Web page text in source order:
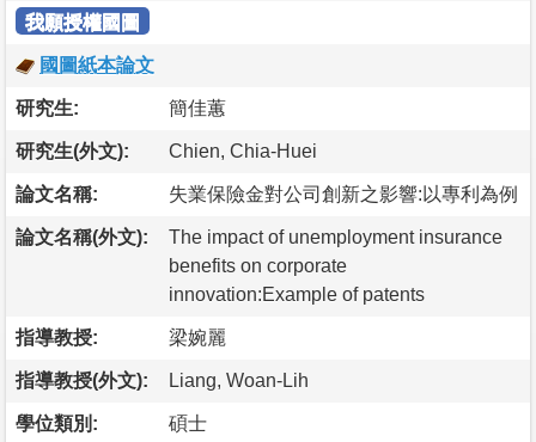
我願授權國圖
國圖紙本論文
研究生: 簡佳蕙
研究生(外文): Chien, Chia-Huei
論文名稱: 失業保險金對公司創新之影響:以專利為例
論文名稱(外文):
The impact of unemployment insurance
benefits on corporate
innovation:Example of patents
指導教授: 梁婉麗
指導教授(外文): Liang, Woan-Lih
學位類別: 碩士